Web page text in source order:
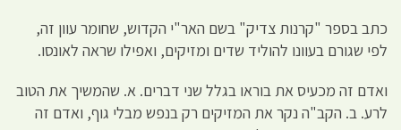
כתב בספר "קרנות צדיק" בשם האר"י הקדוש, שחומר עוון זה,
לפי שגורם בעוונו להוליד שדים ומזיקים, ואפילו שראה לאונסו.
ואדם זה מכעיס את בוראו בגלל שני דברים. א. שהמשיך את הטוב
לרע. ב. הקב"ה נקר את המזיקים רק בנפש מבלי גוף, ואדם זה